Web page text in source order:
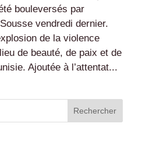
bouleversés par
vendredi dernier.
de la violence
de beauté, de paix et de
Ajoutée à l’attentat...
Rechercher